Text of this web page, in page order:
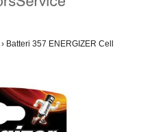
› Batteri 357 ENERGIZER Cell